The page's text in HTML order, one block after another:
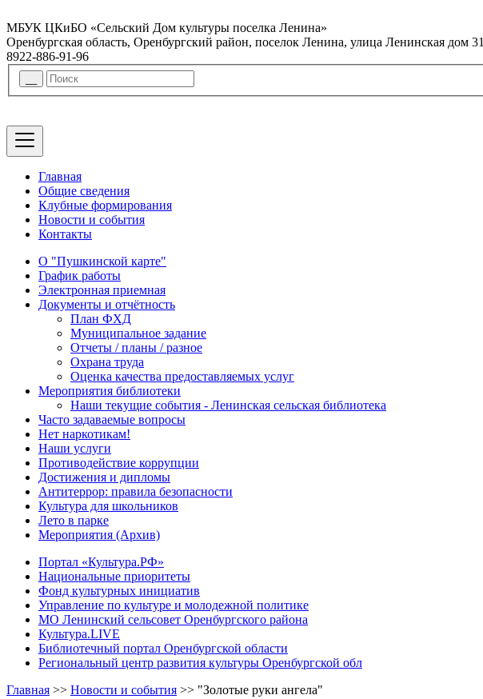
МБУК ЦКиБО «Сельский Дом культуры поселка Ленина»
Оренбургская область, Оренбургский район, поселок Ленина, улица Ленинская дом 31
8922-886-91-96
Главная
Общие сведения
Клубные формирования
Новости и события
Контакты
О "Пушкинской карте"
График работы
Электронная приемная
Документы и отчётность
План ФХД
Муниципальное задание
Отчеты / планы / разное
Охрана труда
Оценка качества предоставляемых услуг
Мероприятия библиотеки
Наши текущие события - Ленинская сельская библиотека
Часто задаваемые вопросы
Нет наркотикам!
Наши услуги
Противодействие коррупции
Достижения и дипломы
Антитеррор: правила безопасности
Культура для школьников
Лето в парке
Мероприятия (Архив)
Портал «Культура.РФ»
Национальные приоритеты
Фонд культурных инициатив
Управление по культуре и молодежной политике
МО Ленинский сельсовет Оренбургского района
Культура.LIVE
Библиотечный портал Оренбургской области
Региональный центр развития культуры Оренбургской обл
Главная >> Новости и события >> "Золотые руки ангела"